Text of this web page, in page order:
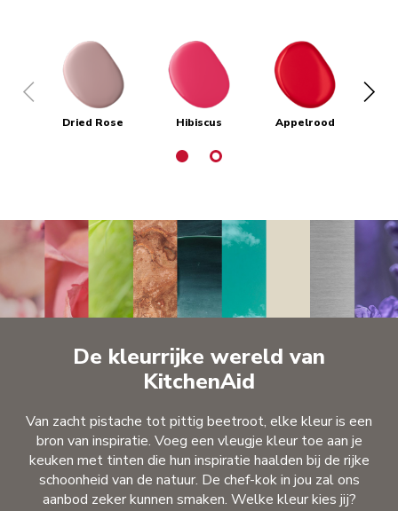
Dried Rose Hibiscus Appelrood
De kleurrijke wereld van
KitchenAid
Van zacht pistache tot pittig beetroot, elke kleur is een
bron van inspiratie. Voeg een vleugje kleur toe aan je
keuken met tinten die hun inspiratie haalden bij de rijke
schoonheid van de natuur. De chef-kok in jou zal ons
aanbod zeker kunnen smaken. Welke kleur kies jij?